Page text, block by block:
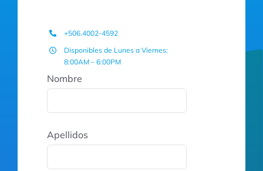
+506.4002-4592
Disponibles de Lunes a Viernes:
8:00AM – 6:00PM
Nombre
Apellidos